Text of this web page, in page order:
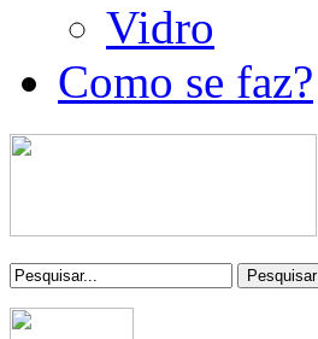
Vidro
Como se faz?
Pesquisar